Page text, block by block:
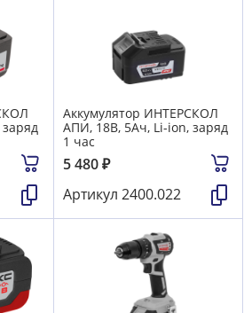
Аккумулятор ИНТЕРСКОЛ
АПИ, 18В, 5Ач, Li-ion, заряд
1 час
5 480₽
Артикул 2400.022